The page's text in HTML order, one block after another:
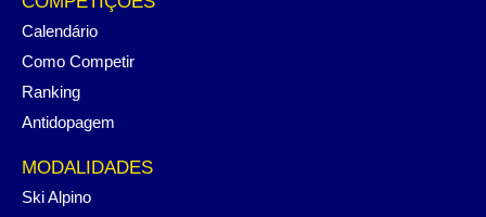
Calendário
Como Competir
Ranking
Antidopagem
MODALIDADES
Ski Alpino